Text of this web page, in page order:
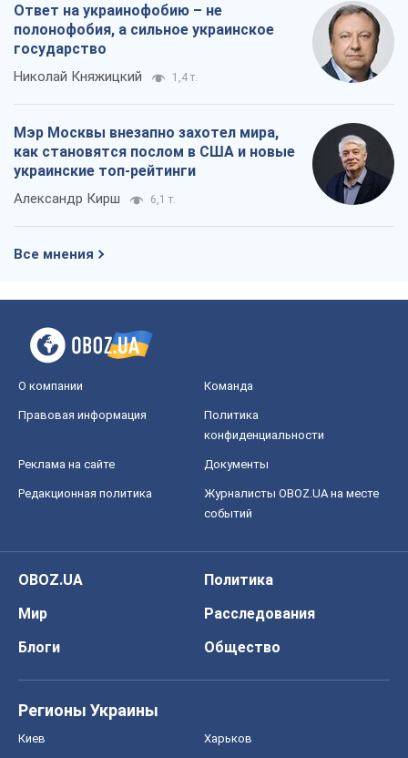
Ответ на украинофобию – не
полонофобия, а сильное украинское
государство
Николай Княжицкий 1,4 т.
Мэр Москвы внезапно захотел мира,
как становятся послом в США и новые
украинские топ-рейтинги
Александр Кирш 6,1 т.
Все мнения
О компании Команда
Правовая информация
Политика
конфиденциальности
Реклама на сайте Документы
Редакционная политика
Журналисты OBOZ.UA на месте
событий
OBOZ.UA
Политика
Мир
Расследования
Блоги
Общество
Регионы Украины
Киев Харьков